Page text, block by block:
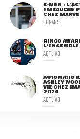
X-MEN :
EMBAUCHÉ
CHEZ
ECRANS
RINGO
L'ENSEMBLE
ACTU VO
AUTOMATIC
ASHLEY
VIE CHEZ
2026
ACTU VO